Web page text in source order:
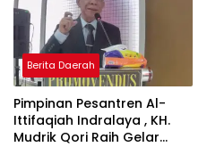
Berita Daerah
Pimpinan Pesantren Al-
Ittifaqiah Indralaya , KH.
Mudrik Qori Raih Gelar